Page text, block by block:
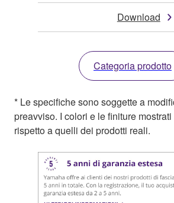
Download
Categoria prodotto
* Le specifiche sono soggette a
preavviso. I colori e le finiture
rispetto a quelli dei prodotti reali.